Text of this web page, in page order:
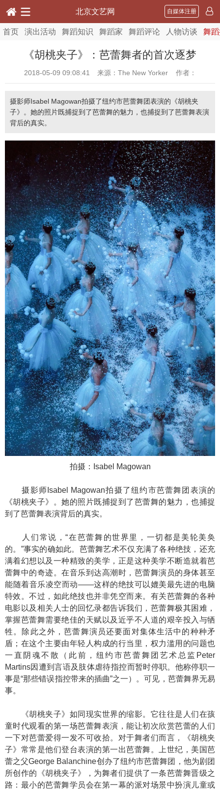
北京文艺网 自媒体注册
首页 演出活动 舞蹈知识 舞蹈家 舞蹈评论 人物访谈 舞
《胡桃夹子》：芭蕾舞者的首次逐梦
2018-05-09 09:08:41 来源：The New Yorker 作者：
摄影师Isabel Magowan拍摄了纽约市芭蕾舞团表演的《胡桃夹
子》。她的照片既捕捉到了芭蕾舞的魅力，也捕捉到了芭蕾舞表演
背后的真实。
拍摄：Isabel Magowan
摄影师Isabel Magowan拍摄了纽约市芭蕾舞团表演的
《胡桃夹子》。她的照片既捕捉到了芭蕾舞的魅力，也捕捉
到了芭蕾舞表演背后的真实。
人们常说，“在芭蕾舞的世界里，一切都是美轮美奂
的。”事实的确如此。芭蕾舞艺术不仅充满了各种绝技，还充
满着幻想以及一种精致的美学，正是这种美学不断造就着芭
蕾舞中的奇迹。在音乐到达高潮时，芭蕾舞演员的身体甚至
能随着音乐凌空而动——这样的绝技可以媲美最先进的电脑
特效。不过，如此绝技也并非凭空而来。有关芭蕾舞的各种
电影以及相关人士的回忆录都告诉我们，芭蕾舞极其困难，
掌握芭蕾舞需要绝佳的天赋以及近乎不人道的艰辛投入与牺
牲。除此之外，芭蕾舞演员还要面对集体生活中的种种矛
盾；在这个主要由年轻人构成的行当里，权力滥用的问题也
一直阴魂不散（此前，纽约市芭蕾舞团艺术总监Peter
Martins因遭到言语及肢体虐待指控而暂时停职。他称停职一
事是“那些错误指控带来的插曲”之一）。可见，芭蕾舞界无易
事。
《胡桃夹子》如同现实世界的缩影。它往往是人们在孩
童时代观看的第一场芭蕾舞表演，能让初次欣赏芭蕾的人们
一下对芭蕾爱得一发不可收拾。对于舞者们而言，《胡桃夹
子》常常是他们登台表演的第一出芭蕾舞。上世纪，美国芭
蕾之父George Balanchine创办了纽约市芭蕾舞团，他为剧团
所创作的《胡桃夹子》，为舞者们提供了一条芭蕾舞晋级之
路：最小的芭蕾舞学员会在第一幕的派对场景中扮演儿童或